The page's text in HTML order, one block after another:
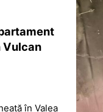
Vulcan
în Valea